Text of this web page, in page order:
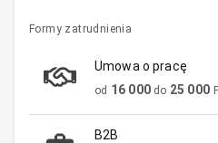
Formy zatrudnienia
Umowa o pracę
od 16 000 do 25 000
B2B